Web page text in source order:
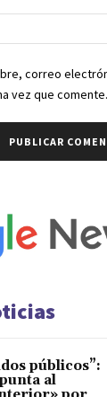
correo
vez que comente.
públicos”:
al